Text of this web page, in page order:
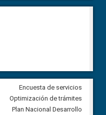
Veeduría Ciudadana para
construcción del asfaltado de
diferentes barrios del sector
Ballenita del cantón Santa
Encuesta de servicios
Optimización de trámites
Plan Nacional Desarrollo